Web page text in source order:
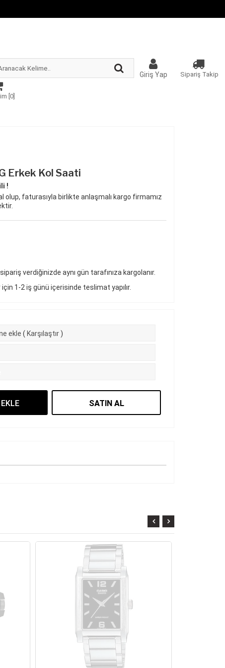
Giriş Yap Sipariş Takip
[ 0]
Erkek Kol Saati
!
olup, faturasıyla birlikte anlaşmalı kargo firmamız
verdiğinizde aynı gün tarafınıza kargolanır.
1-2 iş günü içerisinde teslimat yapılır.
ekle ( Karşılaştır )
SATIN AL